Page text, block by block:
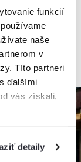
funkcií
naše
v
Títo partneri
ďalšími
vás získali,
detaily